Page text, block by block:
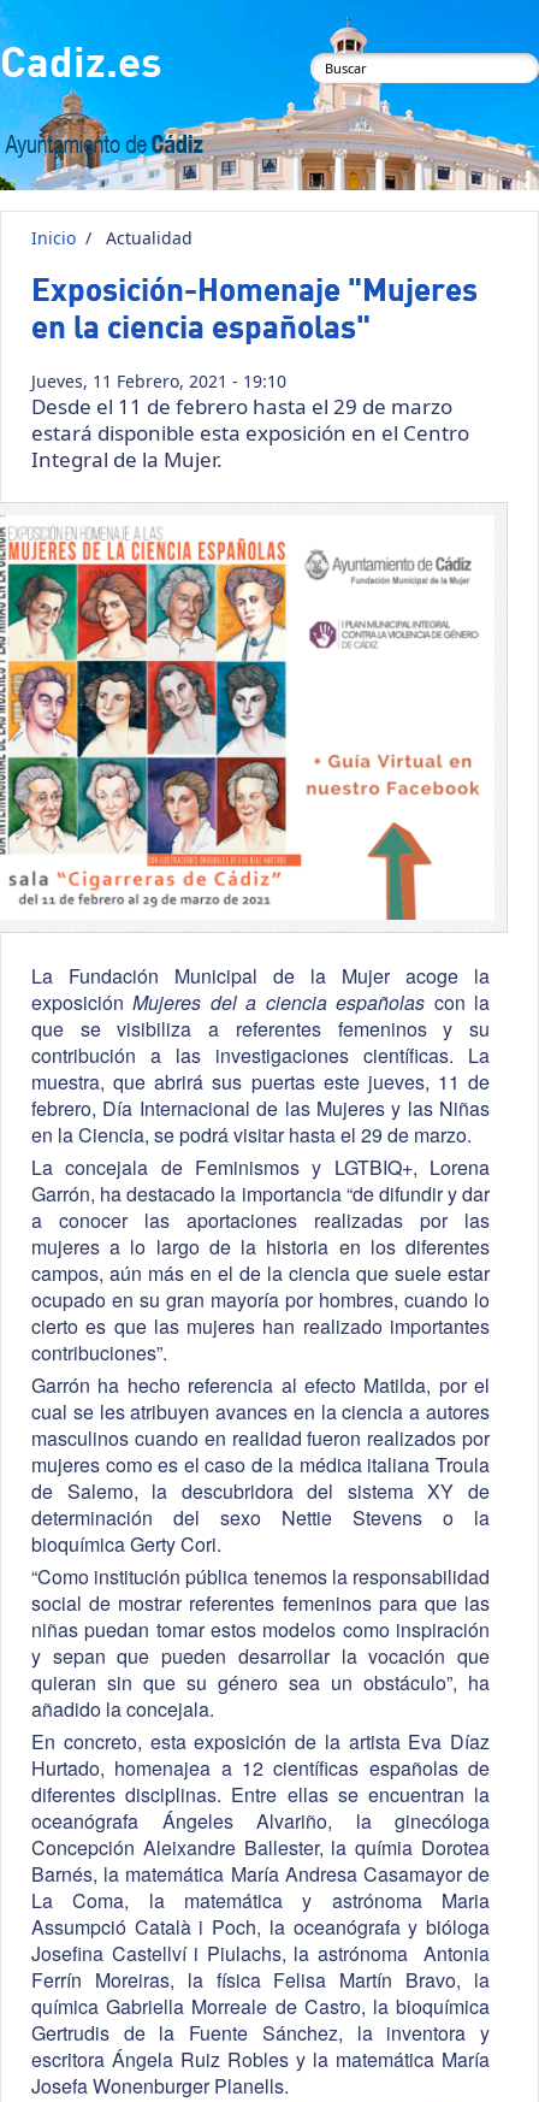
Pasar al contenido principal
Cadiz.es
Formulario de
búsqueda
Inicio / Actualidad
Exposición-Homenaje "Mujeres
en la ciencia españolas"
Jueves, 11 Febrero, 2021 - 19:10
Desde el 11 de febrero hasta el 29 de marzo
estará disponible esta exposición en el Centro
Integral de la Mujer.
La Fundación Municipal de la Mujer acoge la
exposiciónMujeres del a ciencia españolas con la
que se visibiliza a referentes femeninos y su
contribución a las investigaciones científicas. La
muestra, que abrirá sus puertas este jueves, 11 de
febrero, Día Internacional de las Mujeres y las Niñas
en la Ciencia, se podrá visitar hasta el 29 de marzo.
La concejala de Feminismos y LGTBIQ+, Lorena
Garrón, ha destacado la importancia “de difundir y dar
a conocer las aportaciones realizadas por las
mujeres a lo largo de la historia en los diferentes
campos, aún más en el de la ciencia que suele estar
ocupado en su gran mayoría por hombres, cuando lo
cierto es que las mujeres han realizado importantes
contribuciones”.
Garrón ha hecho referencia al efecto Matilda, por el
cual se les atribuyen avances en la ciencia a autores
masculinos cuando en realidad fueron realizados por
mujeres como es el caso de la médica italiana Troula
de Salemo, la descubridora del sistema XY de
determinación del sexo Nettie Stevens o la
bioquímica Gerty Cori.
“Como institución pública tenemos la responsabilidad
social de mostrar referentes femeninos para que las
niñas puedan tomar estos modelos como inspiración
y sepan que pueden desarrollar la vocación que
quieran sin que su género sea un obstáculo”, ha
añadido la concejala.
En concreto, esta exposición de la artista Eva Díaz
Hurtado, homenajea a 12 científicas españolas de
diferentes disciplinas. Entre ellas se encuentran la
oceanógrafa Ángeles Alvariño, la ginecóloga
Concepción Aleixandre Ballester, la químia Dorotea
Barnés, la matemática María Andresa Casamayor de
La Coma, la matemática y astrónoma Maria
Assumpció Català i Poch, la oceanógrafa y bióloga
Josefina Castellví i Piulachs, la astrónoma Antonia
Ferrín Moreiras, la física Felisa Martín Bravo, la
química Gabriella Morreale de Castro, la bioquímica
Gertrudis de la Fuente Sánchez, la inventora y
escritora Ángela Ruiz Robles y la matemática María
Josefa Wonenburger Planells.